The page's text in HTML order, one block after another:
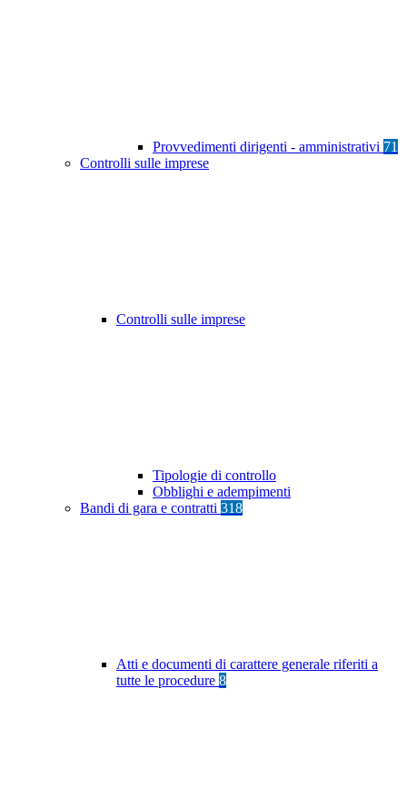
Provvedimenti dirigenti - amministrativi 71
Controlli sulle imprese
Controlli sulle imprese
Tipologie di controllo
Obblighi e adempimenti
Bandi di gara e contratti 318
Atti e documenti di carattere generale riferiti a
tutte le procedure 8